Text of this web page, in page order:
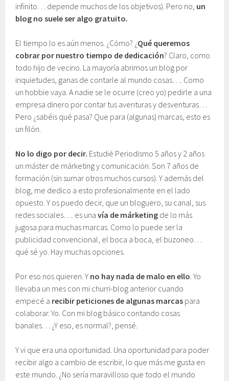
infinito… depende muchos de los objetivos). Pero no, un
blog no suele ser algo gratuito.
El tiempo lo es aún menos. ¿Cómo? ¿Qué queremos
cobrar por nuestro tiempo de dedicación? Claro, como
todo hijo de vecino. La mayoría abrimos un blog por
inquietudes, ganas de contarle al mundo cosas…. Como
un hobbie vaya. A nadie se le ocurre (creo yo) pedirle a una
empresa dinero por contar tus aventuras y desventuras…
Pero ¿sabéis qué pasa? Que para (algunas) marcas, esto es
un filón.
No lo digo por decir. Estudié Periodismo 5 años y 2 años
un máster de márketing y comunicación. Son 7 años de
formación (sin sumar otros muchos cursos). Y además del
blog, me dedico a esto profesionalmente en el lado
opuesto. Y os puedo decir, que un bloguero, su canal, sus
redes sociales…. es unavía de márketing de lo más
jugosa para muchas marcas. Como lo puede ser la
publicidad convencional, el boca a boca, el buzoneo…
qué sé yo. Hay muchas opciones.
Por eso nos quieren. Y no hay nada de malo en ello. Yo
llevaba un mes con mi churri-blog anterior cuando
empecé a recibir peticiones de algunas marcas para
colaborar. Yo. Con mi blog básico contando cosas
banales… ¿Y eso, es normal?, pensé.
Y vi que era una oportunidad. Una oportunidad para poder
recibir algo a cambio de escribir, lo que más me gusta en
este mundo. ¿No sería maravilloso que todo el mundo